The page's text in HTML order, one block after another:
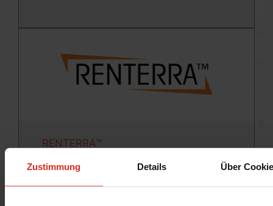
Zustimmung Details Über
RENTERRA™
RENTERRA ist Kemin's natürliches Produkt zum
Schutz von Zutaten, die in der Herstellung von